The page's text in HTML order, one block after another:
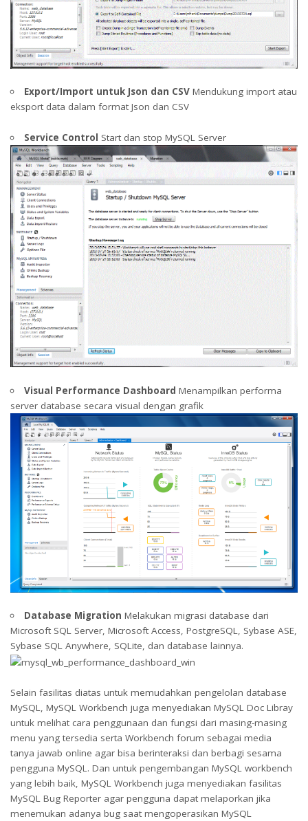
Export/Import untuk Json dan CSVMendukung import atau
eksport data dalam format Json dan CSV
Service Control Start dan stop MySQL Server
Visual Performance Dashboard Menampilkan performa
server database secara visual dengan grafik
Database Migration Melakukan migrasi database dari
Microsoft SQL Server, Microsoft Access, PostgreSQL, Sybase ASE,
Sybase SQL Anywhere, SQLite, dan database lainnya.
Selain fasilitas diatas untuk memudahkan pengelolan database
MySQL, MySQL Workbench juga menyediakan MySQL Doc Libray
untuk melihat cara penggunaan dan fungsi dari masing-masing
menu yang tersedia serta Workbench forum sebagai media
tanya jawab online agar bisa berinteraksi dan berbagi sesama
pengguna MySQL. Dan untuk pengembangan MySQL workbench
yang lebih baik, MySQL Workbench juga menyediakan fasilitas
MySQL Bug Reporter agar pengguna dapat melaporkan jika
menemukan adanya bug saat mengoperasikan MySQL